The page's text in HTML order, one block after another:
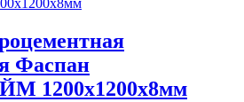
Фаспан
1200х1200х8мм